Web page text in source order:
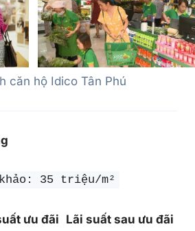
căn hộ Idico Tân Phú
35 triệu/m²
ưu đãi Lãi suất sau ưu đãi